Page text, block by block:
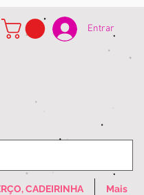
Entrar
CADEIRINHA Mais